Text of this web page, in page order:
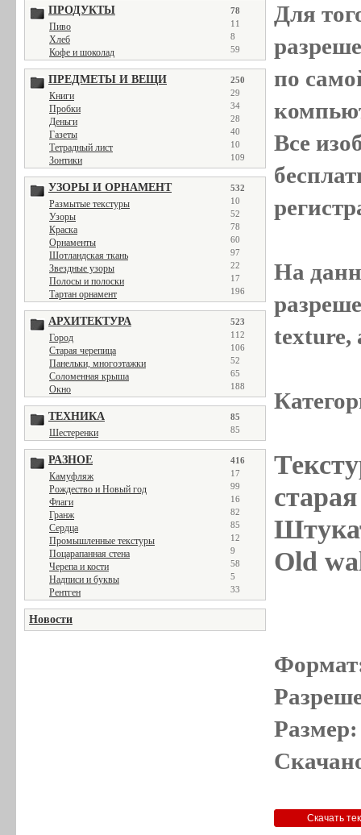
ПРОДУКТЫ 78
Пиво 11
Хлеб 8
Кофе и шоколад 59
ПРЕДМЕТЫ И ВЕЩИ 250
Книги 29
Пробки 34
Деньги 28
Газеты 40
Тетрадный лист 10
Зонтики 109
УЗОРЫ И ОРНАМЕНТ 532
Размытые текстуры 10
Узоры 52
Краска 78
Орнаменты 60
Шотландская ткань 97
Звездные узоры 22
Полосы и полоски 17
Тартан орнамент 196
АРХИТЕКТУРА 523
Город 112
Старая черепица 106
Панельки, многоэтажки 52
Соломенная крыша 65
Окно 188
ТЕХНИКА 85
Шестеренки 85
РАЗНОЕ 416
Камуфляж 17
Рождество и Новый год 99
Флаги 16
Гранж 82
Сердца 85
Промышленные текстуры 12
Поцарапанная стена 9
Черепа и кости 58
Надписи и буквы 5
Рентген 33
Новости
Для
по
Все
На
texture,
Old